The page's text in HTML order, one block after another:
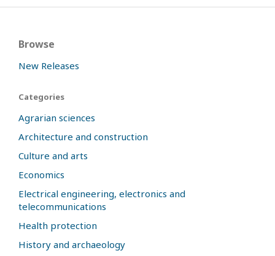
Browse
New Releases
Categories
Agrarian sciences
Architecture and construction
Culture and arts
Economics
Electrical engineering, electronics and
telecommunications
Health protection
History and archaeology